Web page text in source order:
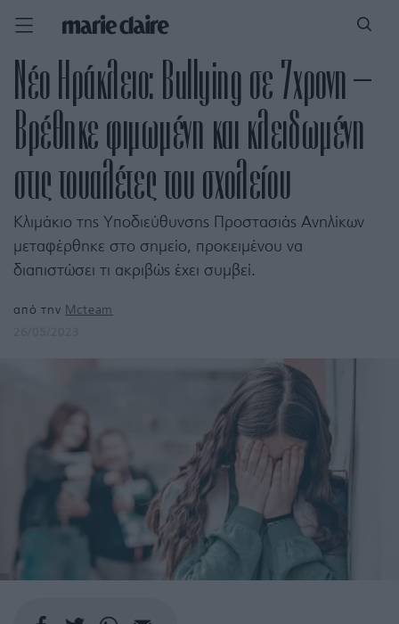
Νέο Ηράκλειο: Bullying σε 7χρονη –
Βρέθηκε φιμωμένη και κλειδωμένη
στις τουαλέτες του σχολείου
Κλιμάκιο της Υποδιεύθυνσης Προστασιάς Ανηλίκων
μεταφέρθηκε στο σημείο, προκειμένου να
διαπιστώσει τι ακριβώς έχει συμβεί.
από την Mcteam